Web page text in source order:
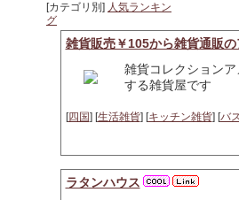
[カテゴリ別] 人気ランキン
グ
雑貨販売￥105から雑貨通販
雑貨コレクション
する雑貨屋です
[四国] [生活雑貨] [キッチン雑貨] [バ
ラタンハウス